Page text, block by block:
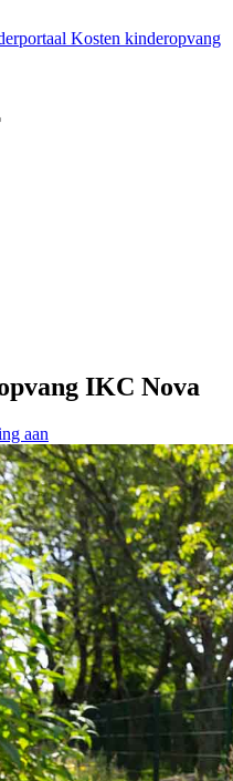
Kosten kinderopvang
IKC Nova
aan